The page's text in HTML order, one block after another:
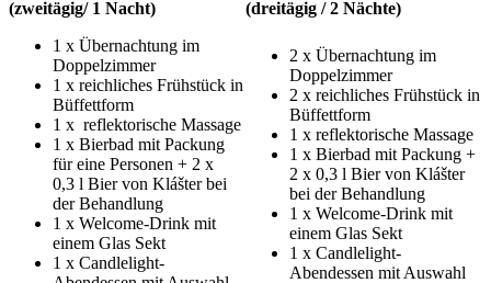
(zweitägig/ 1 Nacht)
(dreitägig / 2 Nächte)
1 x Übernachtung im
Doppelzimmer
1 x reichliches Frühstück in
Büffettform
1 x reflektorische Massage
1 x Bierbad mit Packung
für eine Personen + 2 x
0,3 l Bier von Klášter bei
der Behandlung
1 x Welcome-Drink mit
einem Glas Sekt
1 x Candlelight-
2 x Übernachtung im
Doppelzimmer
2 x reichliches Frühstück in
Büffettform
1 x reflektorische Massage
1 x Bierbad mit Packung +
2 x 0,3 l Bier von Klášter
bei der Behandlung
1 x Welcome-Drink mit
einem Glas Sekt
1 x Candlelight-
Abendessen mit Auswahl